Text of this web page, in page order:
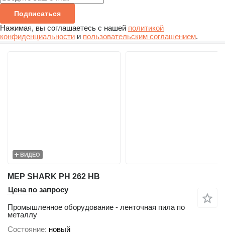
Подписаться
Нажимая, вы соглашаетесь с нашей политикой
конфиденциальности и пользовательским соглашением.
ВИДЕО
MEP SHARK PH 262 HB
Цена по запросу
Промышленное оборудование - ленточная пила по
металлу
Состояние новый